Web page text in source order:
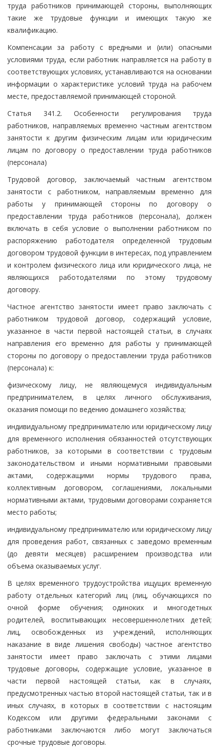
труда работников принимающей стороны, выполняющих
такие же трудовые функции и имеющих такую же
квалификацию.
Компенсации за работу с вредными и (или) опасными
условиями труда, если работник направляется на работу в
соответствующих условиях, устанавливаются на основании
информации о характеристике условий труда на рабочем
месте, предоставляемой принимающей стороной.
Статья 341.2. Особенности регулирования труда
работников, направляемых временно частным агентством
занятости к другим физическим лицам или юридическим
лицам по договору о предоставлении труда работников
(персонала)
Трудовой договор, заключаемый частным агентством
занятости с работником, направляемым временно для
работы у принимающей стороны по договору о
предоставлении труда работников (персонала), должен
включать в себя условие о выполнении работником по
распоряжению работодателя определенной трудовым
договором трудовой функции в интересах, под управлением
и контролем физического лица или юридического лица, не
являющихся работодателями по этому трудовому
договору.
Частное агентство занятости имеет право заключать с
работником трудовой договор, содержащий условие,
указанное в части первой настоящей статьи, в случаях
направления его временно для работы у принимающей
стороны по договору о предоставлении труда работников
(персонала) к:
физическому лицу, не являющемуся индивидуальным
предпринимателем, в целях личного обслуживания,
оказания помощи по ведению домашнего хозяйства;
индивидуальному предпринимателю или юридическому лицу
для временного исполнения обязанностей отсутствующих
работников, за которыми в соответствии с трудовым
законодательством и иными нормативными правовыми
актами, содержащими нормы трудового права,
коллективным договором, соглашениями, локальными
нормативными актами, трудовыми договорами сохраняется
место работы;
индивидуальному предпринимателю или юридическому лицу
для проведения работ, связанных с заведомо временным
(до девяти месяцев) расширением производства или
объема оказываемых услуг.
В целях временного трудоустройства ищущих временную
работу отдельных категорий лиц (лиц, обучающихся по
очной форме обучения; одиноких и многодетных
родителей, воспитывающих несовершеннолетних детей;
лиц, освобожденных из учреждений, исполняющих
наказание в виде лишения свободы) частное агентство
занятости имеет право заключать с этими лицами
трудовые договоры, содержащие условие, указанное в
части первой настоящей статьи, как в случаях,
предусмотренных частью второй настоящей статьи, так и в
иных случаях, в которых в соответствии с настоящим
Кодексом или другими федеральными законами с
работниками заключаются либо могут заключаться
срочные трудовые договоры.